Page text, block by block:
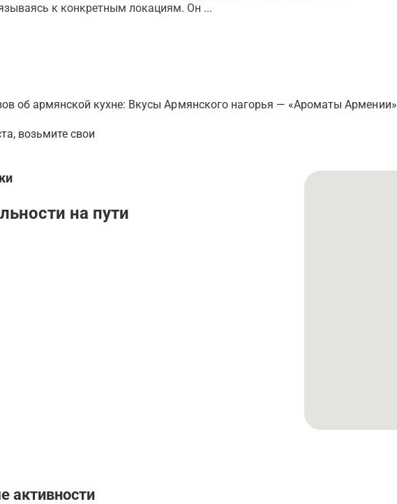
к конкретным локациям. Он ...
об армянской кухне: Вкусы Армянского нагорья — «Ароматы Армении»
возьмите свои
на пути
активности